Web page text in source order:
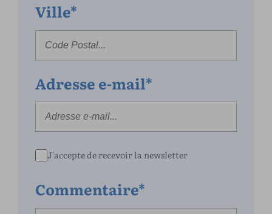
Ville*
Adresse e-mail*
J'accepte de recevoir la newsletter
Commentaire*